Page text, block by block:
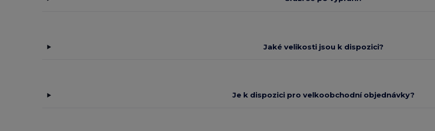
Jaké velikosti jsou k dispozici?
Je k dispozici pro velkoobchodní objednávky?